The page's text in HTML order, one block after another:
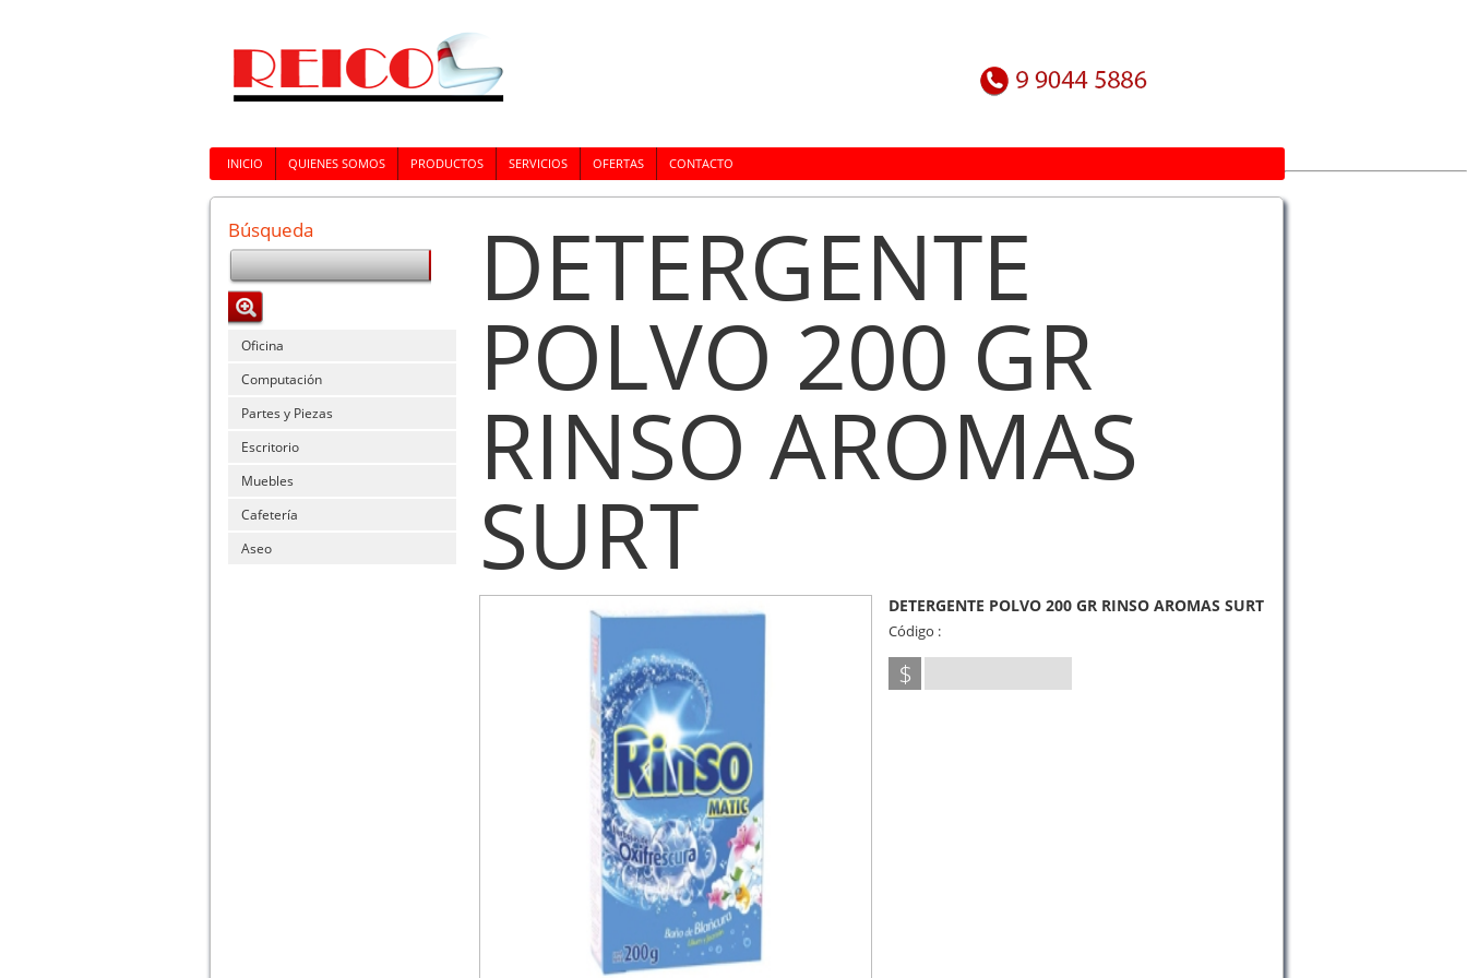
INICIO QUIENES SOMOS PRODUCTOS SERVICIOS OFERTAS CONTACTO
Búsqueda
Oficina
Computación
Partes y Piezas
Escritorio
Muebles
Cafetería
Aseo
DETERGENTE
POLVO 200 GR
RINSO AROMAS
SURT
DETERGENTE POLVO 200 GR RINSO AROMAS SURT
Código :
$